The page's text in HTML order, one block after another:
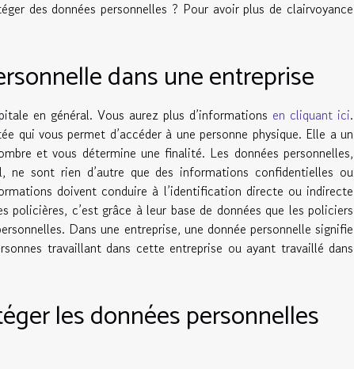
des données personnelles ? Pour avoir plus de clairvoyance
dans une entreprise
en général. Vous aurez plus d’informations en cliquant ici.
qui vous permet d’accéder à une personne physique. Elle a un
et vous détermine une finalité. Les données personnelles,
ne sont rien d’autre que des informations confidentielles ou
doivent conduire à l’identification directe ou indirecte
policières, c’est grâce à leur base de données que les policiers
Dans une entreprise, une donnée personnelle signifie
travaillant dans cette entreprise ou ayant travaillé dans
les données personnelles